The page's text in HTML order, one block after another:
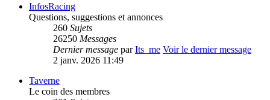
InfosRacing
Questions, suggestions et annonces
260 Sujets
26250 Messages
Dernier message parIts_me Voir le dernier message
2 janv. 2026 11:49
Taverne
Le coin des membres